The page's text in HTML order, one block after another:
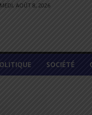
AOÛT 8, 2026
SOCIÉTÉ